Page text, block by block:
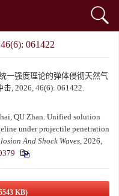
46(6): 061422
一强度理论的弹体侵彻天然气
, 2026, 46(6): 061422.
QU Zhan. Unified solution
under projectile penetration
And Shock Waves, 2026,
KB)